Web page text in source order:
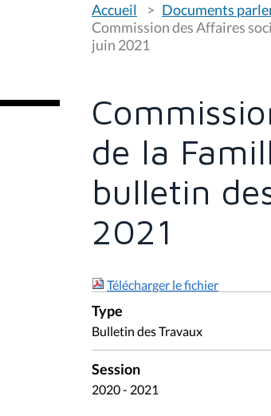
o
u
s
ê
c
:
Accueil
Documents
Commission des Affaires
juin 2021
de la
bulletin
2021
Télécharger le fichier
Type
Bulletin des Travaux
Session
2020 - 2021